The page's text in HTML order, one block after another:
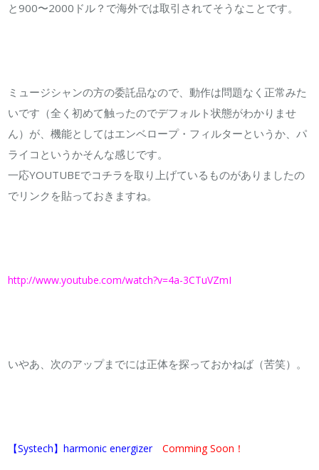
と900〜2000ドル？で海外では取引されてそうなことです。
ミュージシャンの方の委託品なので、動作は問題なく正常みた
いです（全く初めて触ったのでデフォルト状態がわかりませ
ん）が、機能としてはエンベロープ・フィルターというか、パ
ライコというかそんな感じです。
一応YOUTUBEでコチラを取り上げているものがありましたの
でリンクを貼っておきますね。
http://www.youtube.com/watch?v=4a-3CTuVZmI
いやあ、次のアップまでには正体を探っておかねば（苦笑）。
【Systech】harmonic energizer Comming Soon！